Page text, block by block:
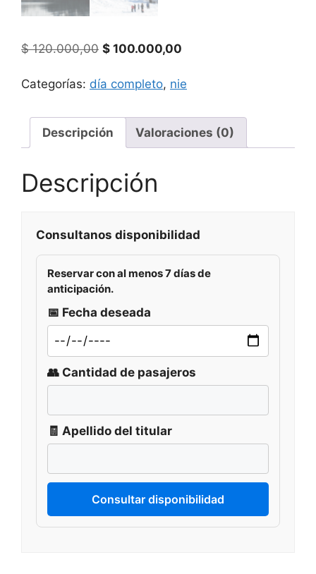
$120.000,00 El precio original era: $ 120.000,00.
$ 100.000,00
Categorías: día completo, nie
Descripción Valoraciones (0)
Descripción
Consultanos disponibilidad
Reservar con al menos7 días de
anticipación.
📅 Fecha deseada
👥 Cantidad de pasajeros
🧾 Apellido del titular
Consultar disponibilidad